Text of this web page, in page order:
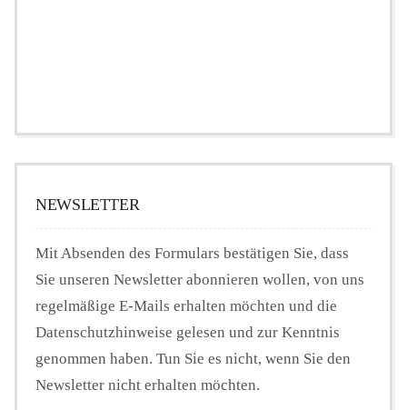
NEWSLETTER
Mit Absenden des Formulars bestätigen Sie, dass
Sie unseren Newsletter abonnieren wollen, von uns
regelmäßige E-Mails erhalten möchten und die
Datenschutzhinweise gelesen und zur Kenntnis
genommen haben. Tun Sie es nicht, wenn Sie den
Newsletter nicht erhalten möchten.